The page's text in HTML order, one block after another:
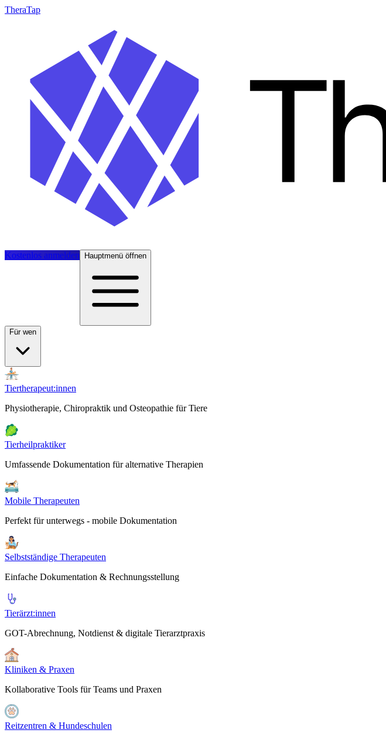
TheraTap
Kostenlos anmelden Hauptmenü öffnen
Für wen
Tiertherapeut:innen
Physiotherapie, Chiropraktik und Osteopathie für Tiere
Tierheilpraktiker
Umfassende Dokumentation für alternative Therapien
Mobile Therapeuten
Perfekt für unterwegs - mobile Dokumentation
Selbstständige Therapeuten
Einfache Dokumentation & Rechnungsstellung
Tierärzt:innen
GOT-Abrechnung, Notdienst & digitale Tierarztpraxis
Kliniken & Praxen
Kollaborative Tools für Teams und Praxen
Reitzentren & Hundeschulen